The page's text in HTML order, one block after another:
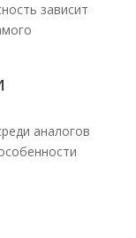
зависит
аналогов